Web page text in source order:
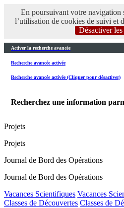
En poursuivant votre navigation
l’utilisation de cookies de suivi et
Désactiver
Activer la recherche avancée
Recherche avancée activée
Recherche avancée activée (Cliquer pour désactiver)
Recherchez une information
Projets
Projets
Journal de Bord des Opérations
Journal de Bord des Opérations
Vacances Scientifiques Vacances
Classes de Découvertes Classes de